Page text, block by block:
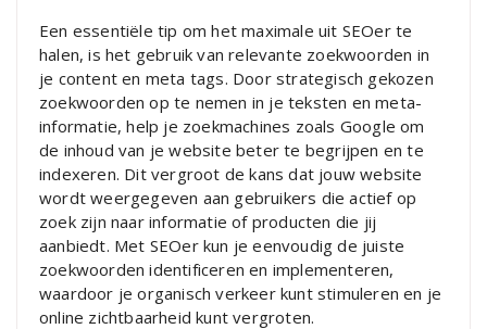
Een essentiële tip om het maximale uit SEOer te
halen, is het gebruik van relevante zoekwoorden in
je content en meta tags. Door strategisch gekozen
zoekwoorden op te nemen in je teksten en meta-
informatie, help je zoekmachines zoals Google om
de inhoud van je website beter te begrijpen en te
indexeren. Dit vergroot de kans dat jouw website
wordt weergegeven aan gebruikers die actief op
zoek zijn naar informatie of producten die jij
aanbiedt. Met SEOer kun je eenvoudig de juiste
zoekwoorden identificeren en implementeren,
waardoor je organisch verkeer kunt stimuleren en je
online zichtbaarheid kunt vergroten.